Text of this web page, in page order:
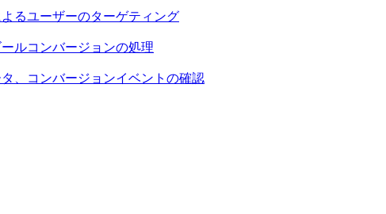
るユーザーのターゲティング
ルコンバージョンの処理
、コンバージョンイベントの確認